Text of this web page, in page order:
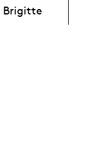
Brigitte